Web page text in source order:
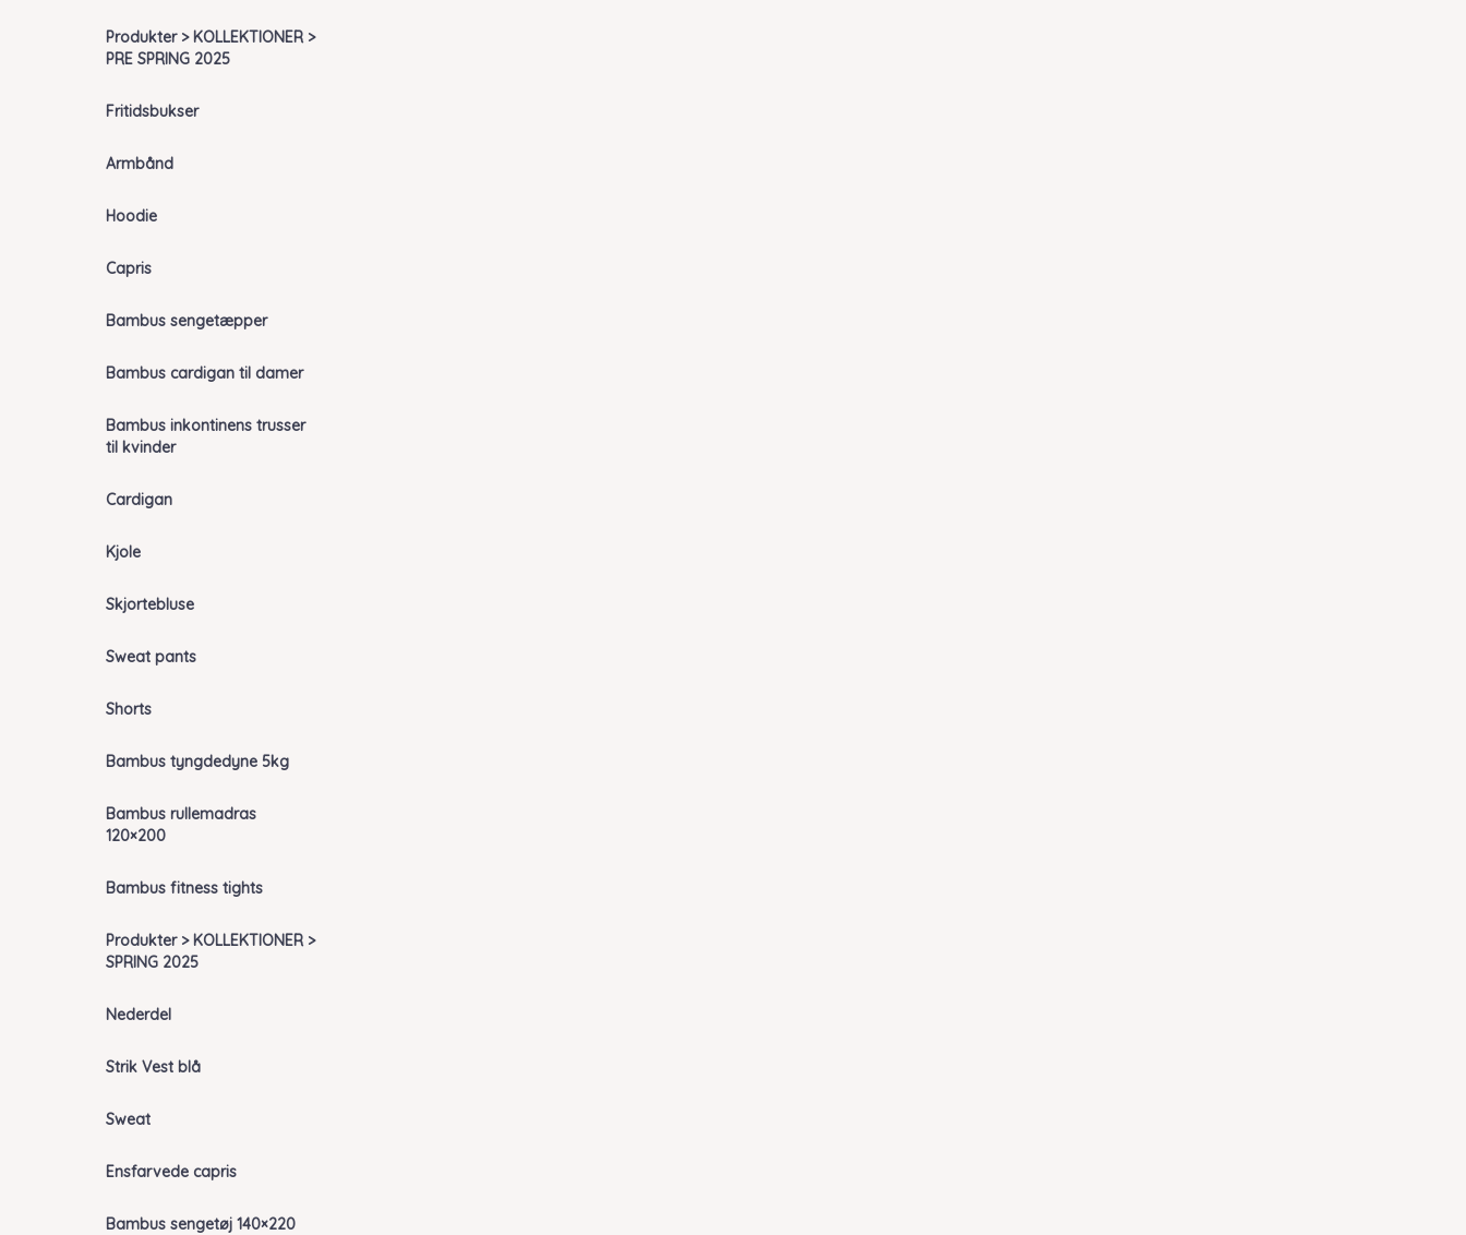
Produkter > KOLLEKTIONER >
PRE SPRING 2025
Fritidsbukser
Armbånd
Hoodie
Capris
Bambus sengetæpper
Bambus cardigan til damer
Bambus inkontinens trusser
til kvinder
Cardigan
Kjole
Skjortebluse
Sweat pants
Shorts
Bambus tyngdedyne 5kg
Bambus rullemadras
120×200
Bambus fitness tights
Produkter > KOLLEKTIONER >
SPRING 2025
Nederdel
Strik Vest blå
Sweat
Ensfarvede capris
Bambus sengetøj 140×220